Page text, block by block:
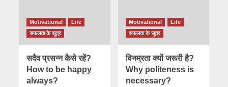
Motivational
Life
सफलता के सूत्र
सदैव प्रसन्न कैसे रहें?
How to be happy
always?
Motivational
Life
सफलता के सूत्र
विनम्रता क्यों जरूरी है?
Why politeness is
necessary?